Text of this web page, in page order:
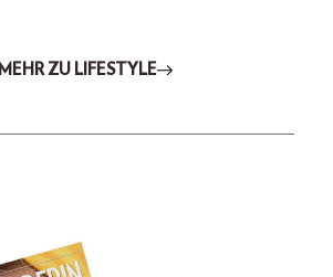
MEHR ZU LIFESTYLE